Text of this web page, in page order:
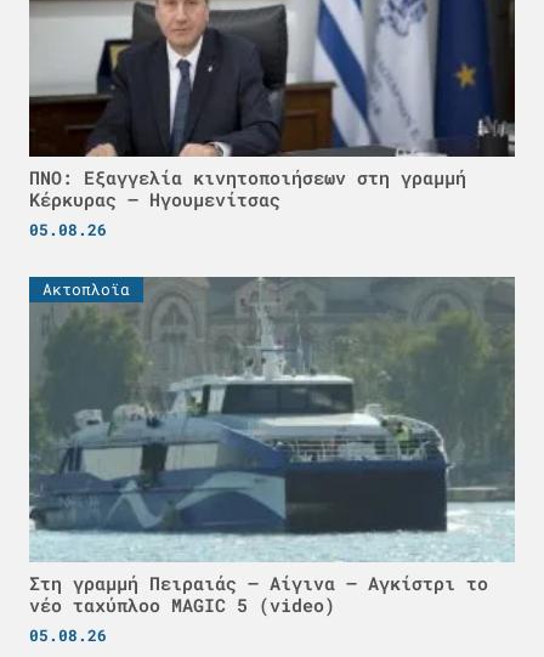
ΠΝΟ: Εξαγγελία κινητοποιήσεων στη γραμμή
Κέρκυρας – Ηγουμενίτσας
05.08.26
Ακτοπλοϊα
Στη γραμμή Πειραιάς – Αίγινα – Αγκίστρι το
νέο ταχύπλοο MAGIC 5 (video)
05.08.26